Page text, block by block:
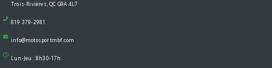
Trois-Rivières, QC G9A 4L7
819 379-2981
info@motosportmbf.com
Lun-Jeu : 8h30-17h